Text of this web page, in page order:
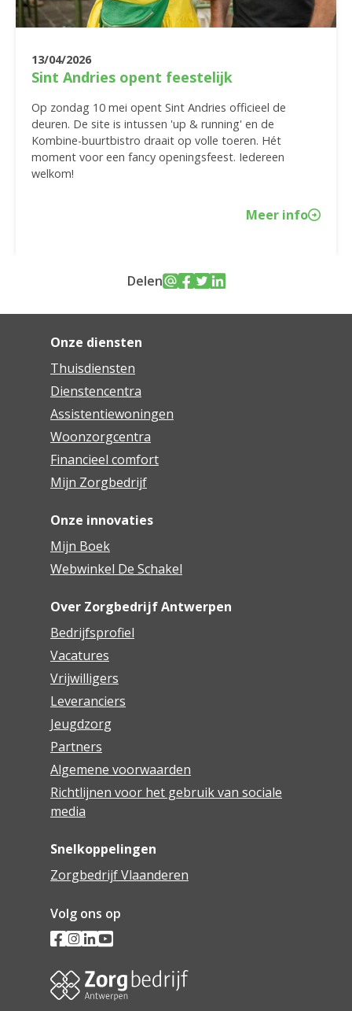
13/04/2026
Sint Andries opent feestelijk
Op zondag 10 mei opent Sint Andries officieel de
deuren. De site is intussen 'up & running' en de
Kombine-buurtbistro draait op volle toeren. Hét
moment voor een fancy openingsfeest. Iedereen
welkom!
Meer info
Delen
Onze diensten
Thuisdiensten
Dienstencentra
Assistentiewoningen
Woonzorgcentra
Financieel comfort
Mijn Zorgbedrijf
Onze innovaties
Mijn Boek
Webwinkel De Schakel
Over Zorgbedrijf Antwerpen
Bedrijfsprofiel
Vacatures
Vrijwilligers
Leveranciers
Jeugdzorg
Partners
Algemene voorwaarden
Richtlijnen voor het gebruik van sociale
media
Snelkoppelingen
Zorgbedrijf Vlaanderen
Volg ons op